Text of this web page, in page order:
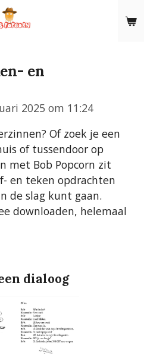
en
2025 om 11:24
Of zoek je een
of tussendoor op
met Bob Popcorn zit
en teken opdrachten
de slag kunt gaan.
downloaden, helemaal
dialoog